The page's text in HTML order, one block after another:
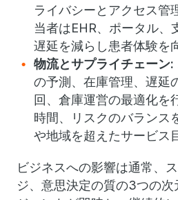
ライバシーとアクセス管
当者はEHR、ポータル、
遅延を減らし患者体験を
物流とサプライチェーン:
の予測、在庫管理、遅延
回、倉庫運営の最適化を
時間、リスクのバランス
や地域を超えたサービス
ビジネスへの影響は通常、
ジ、意思決定の質の3つの